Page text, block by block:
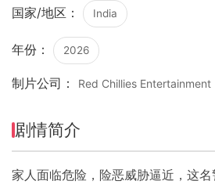
国家/地区： India
年份： 2026
制片公司： Red Chillies Entertainment
剧情简介
家人面临危险，险恶威胁逼近，这